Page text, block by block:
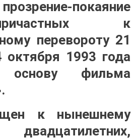
покаяние
к
перевороту 21
1993 года
основу фильма
к нынешнему